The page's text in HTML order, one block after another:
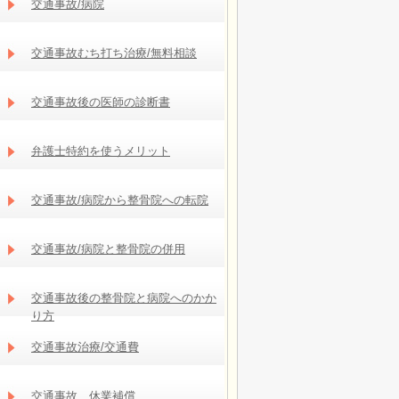
交通事故/病院
交通事故むち打ち治療/無料相談
交通事故後の医師の診断書
弁護士特約を使うメリット
交通事故/病院から整骨院への転院
交通事故/病院と整骨院の併用
交通事故後の整骨院と病院へのかか
り方
交通事故治療/交通費
交通事故 休業補償